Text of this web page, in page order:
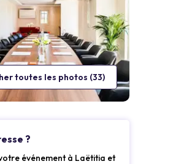
toutes les photos (33)
?
événement à Laëtitia et